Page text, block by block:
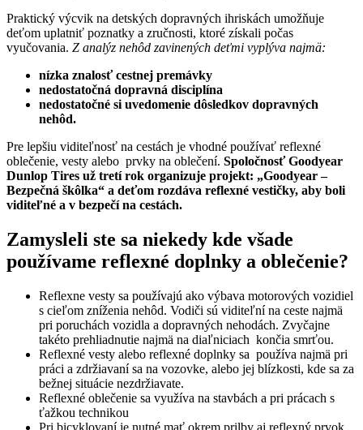
Praktický výcvik na detských dopravných ihriskách umožňuje
deťom uplatniť poznatky a zručnosti, ktoré získali počas
vyučovania. Z analýz nehôd zavinených deťmi vyplýva najmä:
nízka znalosť cestnej premávky
nedostatočná dopravná disciplína
nedostatočné si uvedomenie dôsledkov dopravných
nehôd.
Pre lepšiu viditeľnosť na cestách je vhodné používať reflexné
oblečenie, vesty alebo prvky na oblečení. Spoločnosť Goodyear
Dunlop Tires už tretí rok organizuje projekt: „Goodyear –
Bezpečná škôlka“ a deťom rozdáva reflexné vestičky, aby boli
viditeľné a v bezpečí na cestách.
Zamysleli ste sa niekedy kde všade
používame reflexné doplnky a oblečenie?
Reflexne vesty sa používajú ako výbava motorových vozidiel
s cieľom zníženia nehôd. Vodiči sú viditeľní na ceste najmä
pri poruchách vozidla a dopravných nehodách. Zvyčajne
takéto prehliadnutie najmä na diaľniciach končia smrťou.
Reflexné vesty alebo reflexné doplnky sa používa najmä pri
práci a zdržiavaní sa na vozovke, alebo jej blízkosti, kde sa za
bežnej situácie nezdržiavate.
Reflexné oblečenie sa využíva na stavbách a pri prácach s
ťažkou technikou